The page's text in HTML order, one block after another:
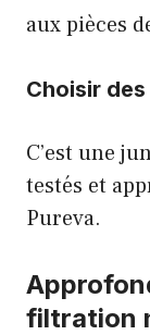
aux pièces
Choisir
C’est une
testés et
Pureva.
filtration